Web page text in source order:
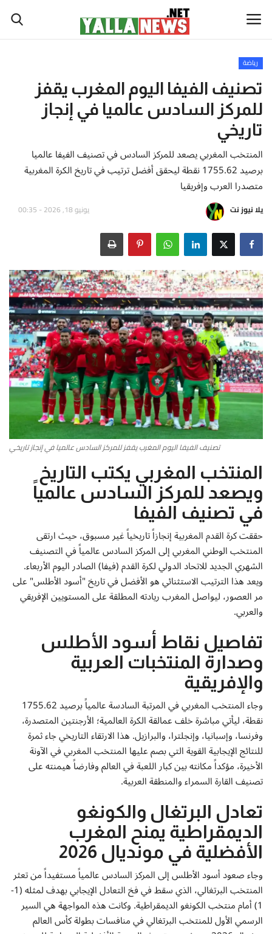
أخبار العالم
أخبار الوطن العربي
سياسة واقتصاد
رياضة
ثقافة وفن
تكنولوجيا وعلوم
صحة ولياقة
أطباق من المطابخ العربية
سياحة وسفر
منوعات عامة
جاليري الفن التشكيلي
من نحن
سياسة الخصوصية
البنود والشروط
رئيس التحرير
إتصل بنا
رياضة
تصنيف الفيفا اليوم المغرب يقفز
للمركز السادس عالميا في إنجاز
تاريخي
المنتخب المغربي يصعد للمركز السادس في تصنيف الفيفا عالميا
برصيد 1755.62 نقطة ليحقق أفضل ترتيب في تاريخ الكرة المغربية
متصدرا العرب وإفريقيا
يلا نيوز نت يونيو 18, 2026 - 00:35
تصنيف الفيفا اليوم المغرب يقفز للمركز السادس عالميا في إنجاز تاريخي
المنتخب المغربي يكتب التاريخ
ويصعد للمركز السادس عالمياً
في تصنيف الفيفا
حققت كرة القدم المغربية إنجازاً تاريخياً غير مسبوق، حيث ارتقى
المنتخب الوطني المغربي إلى المركز السادس عالمياً في التصنيف
الشهري الجديد للاتحاد الدولي لكرة القدم (فيفا) الصادر اليوم الأربعاء.
ويعد هذا الترتيب الاستثنائي هو الأفضل في تاريخ "أسود الأطلس" على
مر العصور، ليواصل المغرب ريادته المطلقة على المستويين الإفريقي
والعربي.
تفاصيل نقاط أسود الأطلس
وصدارة المنتخبات العربية
والإفريقية
وجاء المنتخب المغربي في المرتبة السادسة عالمياً برصيد 1755.62
نقطة، ليأتي مباشرة خلف عمالقة الكرة العالمية؛ الأرجنتين المتصدرة،
وفرنسا، وإسبانيا، وإنجلترا، والبرازيل. هذا الارتقاء التاريخي جاء ثمرة
للنتائج الإيجابية القوية التي بصم عليها المنتخب المغربي في الآونة
الأخيرة، مؤكداً مكانته بين كبار اللعبة في العالم وفارضاً هيمنته على
تصنيف القارة السمراء والمنطقة العربية.
تعادل البرتغال والكونغو
الديمقراطية يمنح المغرب
الأفضلية في مونديال 2026
وجاء صعود أسود الأطلس إلى المركز السادس عالمياً مستفيداً من تعثر
المنتخب البرتغالي، الذي سقط في فخ التعادل الإيجابي بهدف لمثله (1-
1) أمام منتخب الكونغو الديمقراطية. وكانت هذه المواجهة هي السير
الرسمي الأول للمنتخب البرتغالي في منافسات بطولة كأس العالم